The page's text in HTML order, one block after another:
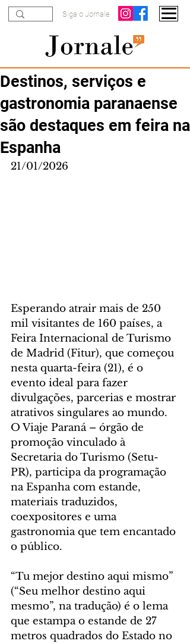
Siga o Jornale
Destinos, serviços e
gastronomia paranaense
são destaques em feira na
Espanha
21/01/2026
Esperando atrair mais de 250
mil visitantes de 160 países, a
Feira Internacional de Turismo
de Madrid (Fitur), que começou
nesta quarta-feira (21), é o
evento ideal para fazer
divulgações, parcerias e mostrar
atrativos singulares ao mundo.
O Viaje Paraná – órgão de
promoção vinculado à
Secretaria do Turismo (Setu-
PR), participa da programação
na Espanha com estande,
materiais traduzidos,
coexpositores e uma
gastronomia que tem encantado
o público.
“Tu mejor destino aqui mismo”
(“Seu melhor destino aqui
mesmo”, na tradução) é o lema
que estampa o estande de 27
metros quadrados do Estado no